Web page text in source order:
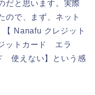
だと思います。実際
ので、まず、ネット
Nanafu クレジット
ットカード エラ
使えない】という感